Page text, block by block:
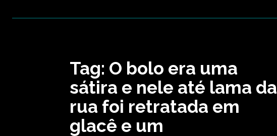
Tag: O bolo era uma
sátira e nele até lama da
rua foi retratada em
glacê e um